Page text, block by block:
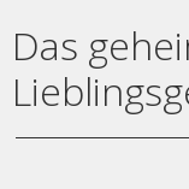
Das